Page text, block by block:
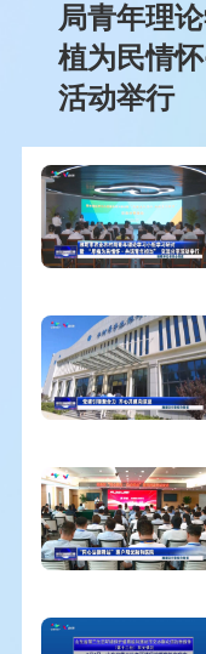
局青年理
植为民情
活动举行